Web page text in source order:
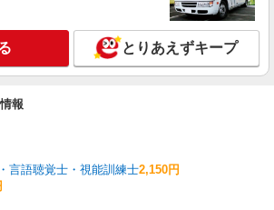
とりあえずキープ
報
言語聴覚士・視能訓練士2,150円